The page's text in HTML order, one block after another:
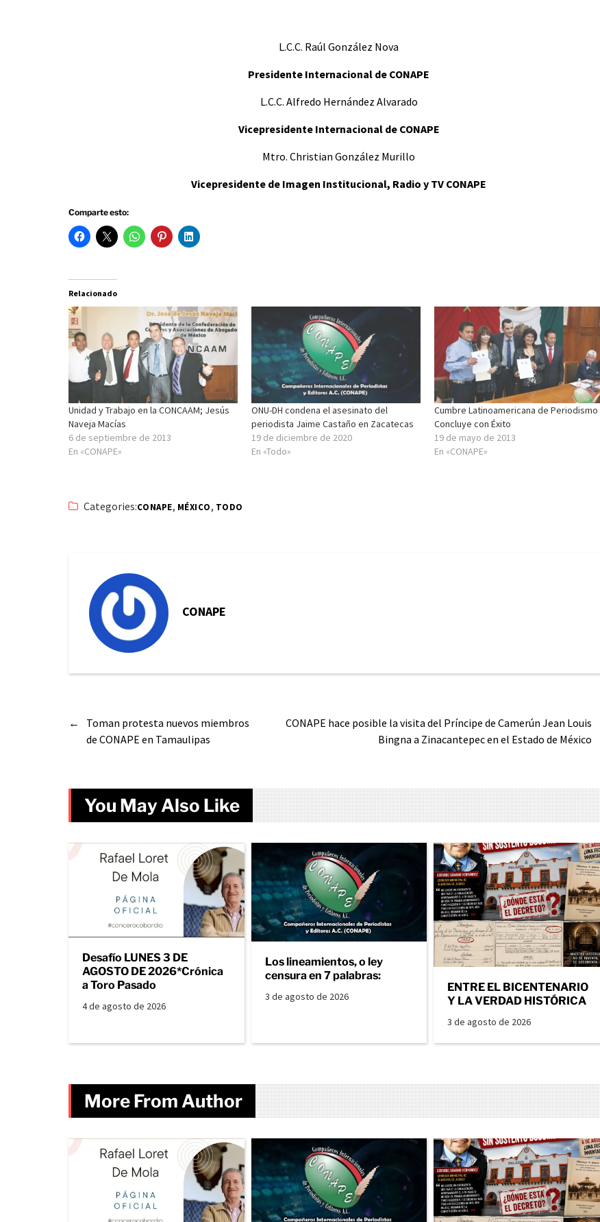
L.C.C. Raúl González Nova
Presidente Internacional de CONAPE
L.C.C. Alfredo Hernández Alvarado
Vicepresidente Internacional de CONAPE
Mtro. Christian González Murillo
Vicepresidente de Imagen Institucional, Radio y TV CONAPE
Comparte esto:
Relacionado
Unidad y Trabajo en la CONCAAM; Jesús
Naveja Macías
6 de septiembre de 2013
En «CONAPE»
ONU-DH condena el asesinato del
periodista Jaime Castaño en Zacatecas
19 de diciembre de 2020
En «Todo»
Cumbre Latinoamericana de Periodismo
Concluye con Éxito
19 de mayo de 2013
En «CONAPE»
Categories:CONAPE, MÉXICO, TODO
CONAPE
←
Toman protesta nuevos miembros
de CONAPE en Tamaulipas
CONAPE hace posible la visita del Príncipe de Camerún Jean Louis
Bingna a Zinacantepec en el Estado de México
You May Also Like
Desafío LUNES 3 DE
AGOSTO DE 2026*Crónica
a Toro Pasado
4 de agosto de 2026
Los lineamientos, o ley
censura en 7 palabras:
3 de agosto de 2026
ENTRE EL BICENTENARIO
Y LA VERDAD HISTÓRICA
3 de agosto de 2026
More From Author